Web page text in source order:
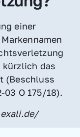
einer
kürzlich das
(Beschluss
03 O 175/18).